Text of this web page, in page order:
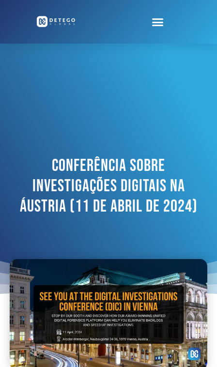
Conferência Sobre
Investigações Digitais Na
Áustria (11 De Abril De 2024)